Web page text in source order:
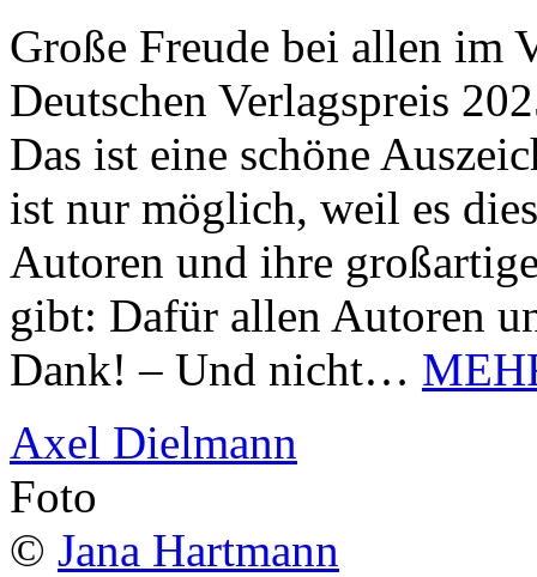
Große Freude bei allen im
Deutschen Verlagspreis
Das ist eine schöne
ist nur möglich, weil es
Autoren und ihre
gibt: Dafür allen Autoren
Dank! – Und nicht…
Axel Dielmann
Foto
© Jana Hartmann